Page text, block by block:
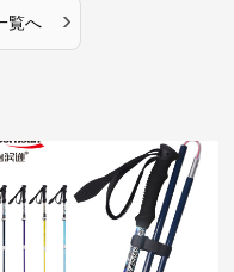
覧へ ›